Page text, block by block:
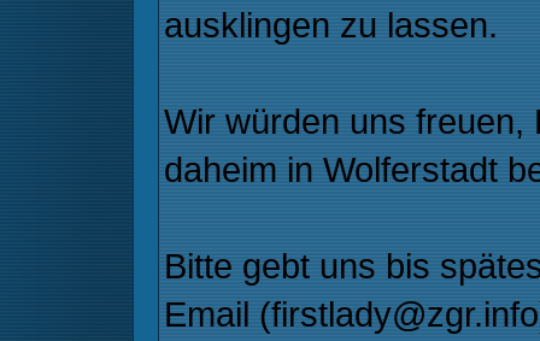
ausklingen zu lassen.
Wir würden uns freuen,
daheim in Wolferstadt
Bitte gebt uns bis
Email